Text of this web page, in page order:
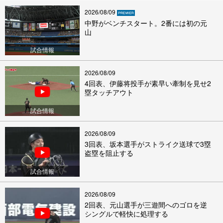
試合情報
2026/08/09
中野がベンチスタート。2番には初の元
山
試合情報
2026/08/09
4回表、伊藤将投手が素早い牽制を見せ2
塁タッチアウト
試合情報
2026/08/09
3回表、坂本選手がストライク送球で3塁
盗塁を阻止する
2026/08/09
2回表、元山選手が三遊間へのゴロを逆
シングルで軽快に処理する